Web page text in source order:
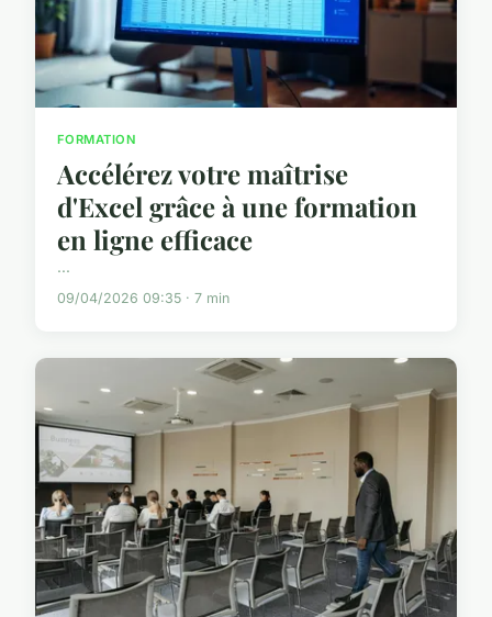
FORMATION
Accélérez votre maîtrise
d'Excel grâce à une formation
en ligne efficace
...
09/04/2026 09:35 · 7 min